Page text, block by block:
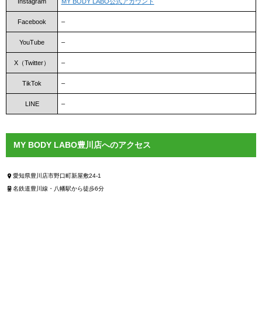
Facebook –
YouTube –
X（Twitter） –
TikTok –
LINE –
MY BODY LABO豊川店へのアクセス
愛知県豊川店市野口町新屋敷24-1
名鉄道豊川線・八幡駅から徒歩6分